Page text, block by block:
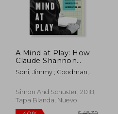
A Mind at Play: How
Claude Shannon
Invented the
Information age (en
Soni, Jimmy ; Goodman,
Simon And Schuster, 2018,
Tapa Blanda, Nuevo